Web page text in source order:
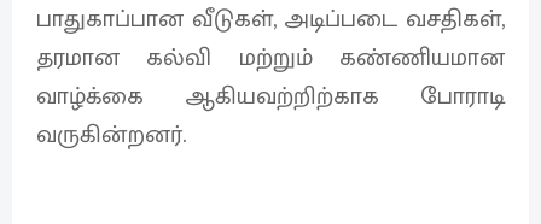
பாதுகாப்பான வீடுகள், அடிப்படை வசதிகள்,
தரமான கல்வி மற்றும் கண்ணியமான
வாழ்க்கை ஆகியவற்றிற்காக போராடி
வருகின்றனர்.